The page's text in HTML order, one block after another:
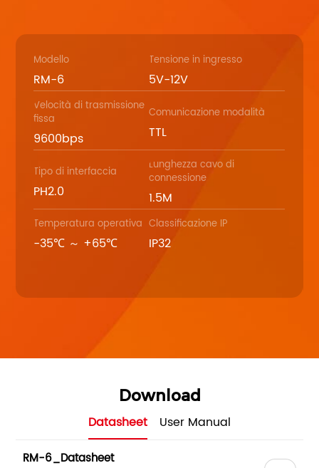
Modello
RM-6
Tensione in ingresso
5V-12V
Velocità di trasmissione
fissa
9600bps
Comunicazione modalità
TTL
Tipo di interfaccia
PH2.0
Lunghezza cavo di
connessione
1.5M
Temperatura operativa
-35℃ ～ +65℃
Classificazione IP
IP32
Download
Datasheet User Manual
RM-6_Datasheet